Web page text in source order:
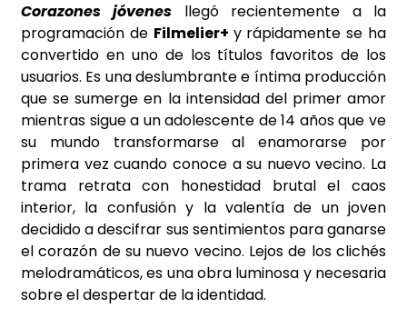
Corazones jóvenes llegó recientemente a la
programación de Filmelier+ y rápidamente se ha
convertido en uno de los títulos favoritos de los
usuarios. Es una deslumbrante e íntima producción
que se sumerge en la intensidad del primer amor
mientras sigue a un adolescente de 14 años que ve
su mundo transformarse al enamorarse por
primera vez cuando conoce a su nuevo vecino. La
trama retrata con honestidad brutal el caos
interior, la confusión y la valentía de un joven
decidido a descifrar sus sentimientos para ganarse
el corazón de su nuevo vecino. Lejos de los clichés
melodramáticos, es una obra luminosa y necesaria
sobre el despertar de la identidad.